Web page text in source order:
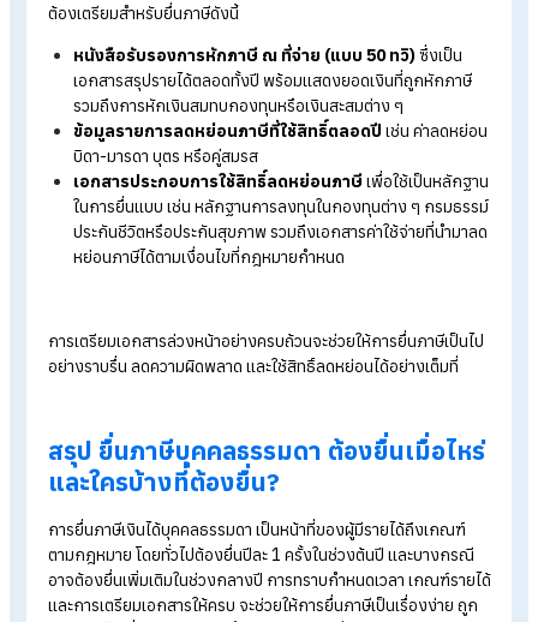
ประเภทอื่นที่ไม่ใช่เงินเดือน (ภ.ง.ด. 90) ตั้งแต่ 10,000 บาท/เ
หรือ 120,000 บาท/ปี มีหน้าที่ต้องยื่นภาษี
Tips!อ่านบทความเพิ่มเติมได้ที่ >>รู้จักกับ ภ.ง.ด.90, ภ.ง.ด.91 แ
ขั้นตอนการยื่นภาษีออนไลน์
เอกสารที่ต้องเตรียมตอนยื่นภาษีเงินได้
การยื่นภาษีเงินได้บุคคลธรรมดาสามารถแบ่งออกเป็น 2 รูปแบบตา
แบบ ภ.ง.ด. 91
สำหรับผู้มีรายได้จากเงินเดือนหรือค่าจ้างเพี
ทางเดียว
แบบ ภ.ง.ด. 90สำหรับผู้ที่มีรายได้ประเภทอื่นเพิ่มเติมจากเงิน
เดือน เช่น รายได้จากอาชีพอิสระ การให้เช่า หรือการประกอบ
ธุรกิจ เป็นต้น